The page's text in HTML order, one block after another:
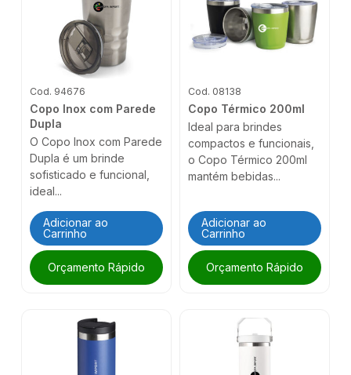
Cod. 94676
Copo Inox com Parede
Dupla
O Copo Inox com Parede
Dupla é um brinde
sofisticado e funcional,
ideal...
Adicionar ao
Carrinho
Orçamento Rápido
Cod. 08138
Copo Térmico 200ml
Ideal para brindes
compactos e funcionais,
o Copo Térmico 200ml
mantém bebidas...
Adicionar ao
Carrinho
Orçamento Rápido